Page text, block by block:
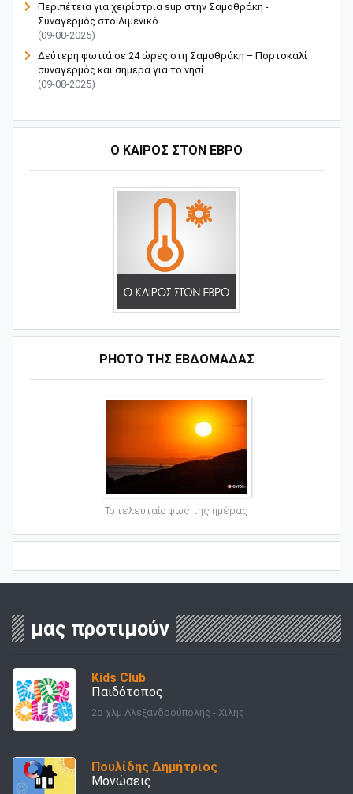
Περιπέτεια για χειρίστρια sup στην Σαμοθράκη -
Συναγερμός στο Λιμενικό
(09-08-2025)
Δεύτερη φωτιά σε 24 ώρες στη Σαμοθράκη – Πορτοκαλί
συναγερμός και σήμερα για το νησί
(09-08-2025)
Ο ΚΑΙΡΟΣ ΣΤΟΝ ΕΒΡΟ
PHOTO ΤΗΣ ΕΒΔΟΜΑΔΑΣ
Το τελευταίο φως της ημέρας
μας προτιμούν
Kids Club
Παιδότοπος
2o χλμ Αλεξανδρούπολης - Χιλής
Πουλίδης Δημήτριος
Μονώσεις